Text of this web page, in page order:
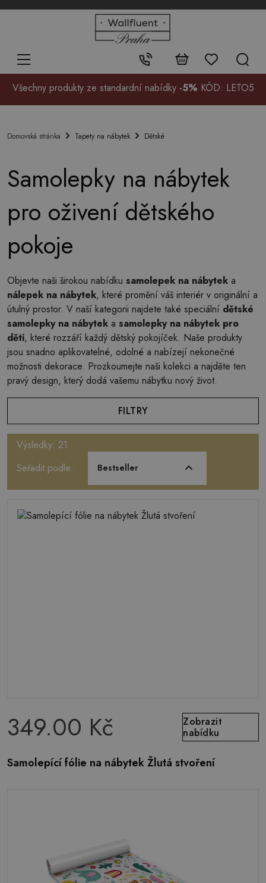
Kontakt:
+48
99
Všechny produkty ze standardní nabídky -5% KÓD: LETO5
Domovská stránka Tapety na nábytek Dětské
Samolepky na nábytek
pro oživení dětského
pokoje
Objevte naši širokou nabídku samolepek na nábytek a
nálepek na nábytek, které promění váš interiér v originální a
útulný prostor. V naší kategorii najdete také speciální dětské
samolepky na nábytek a samolepky na nábytek pro
děti, které rozzáří každý dětský pokojíček. Naše produkty
jsou snadno aplikovatelné, odolné a nabízejí nekonečné
možnosti dekorace. Prozkoumejte naši kolekci a najděte ten
pravý design, který dodá vašemu nábytku nový život.
FILTRY
Výsledky: 21
Seřadit podle:
Bestseller
349.00 Kč
Zobrazit
nabídku
Samolepící fólie na nábytek Žlutá stvoření